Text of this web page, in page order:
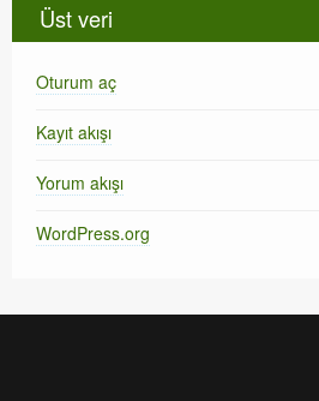
Üst veri
Oturum aç
Kayıt akışı
Yorum akışı
WordPress.org